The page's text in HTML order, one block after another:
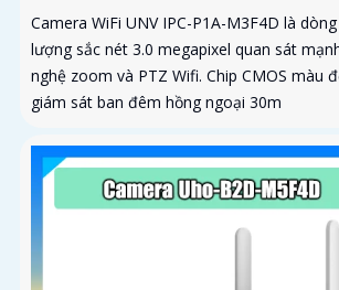
Camera WiFi UNV IPC-P1A-M3F4D là
lượng sắc nét 3.0 megapixel quan sát
nghệ zoom và PTZ Wifi. Chip CMOS màu
giám sát ban đêm hồng ngoại 30m